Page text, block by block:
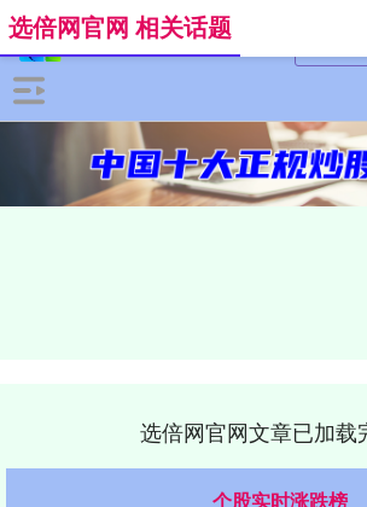
选倍网官网 相关话题
选倍网官网文章已加载
个股实时涨跌榜